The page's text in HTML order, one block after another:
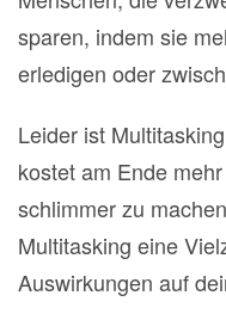
sparen, indem sie
erledigen oder
Leider ist
kostet am Ende
schlimmer zu
Multitasking eine
Auswirkungen auf